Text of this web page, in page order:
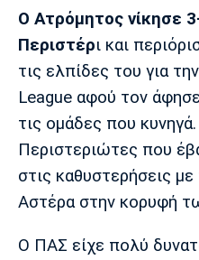
Πολιτισμός
Τραγούδια
Cine Spot
Running
Media
Πρόγραμμα TV
Ιωνικός
Μπαρτσελόνα
Ο Ατρόμητος νίκησε
Περιστέρι και
τις ελπίδες του για
League αφού τον
τις ομάδες που
Περιστεριώτες που
στις καθυστερήσεις
Αστέρα στην κορυφή
Ο ΠΑΣ είχε πολύ